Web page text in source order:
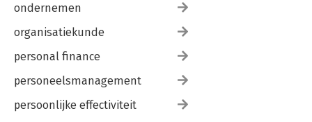
ondernemen
organisatiekunde
personal finance
personeelsmanagement
persoonlijke effectiviteit